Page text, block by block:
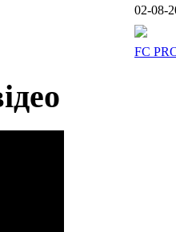
02-08-
FC